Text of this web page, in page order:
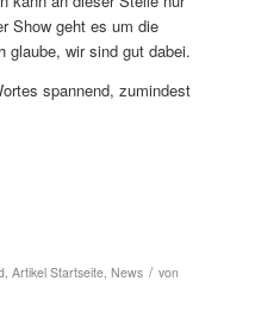
Show geht es um die
glaube, wir sind gut dabei.
spannend, zumindest
, Artikel Startseite, News / von